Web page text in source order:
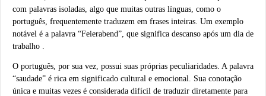
com palavras isoladas, algo que muitas outras línguas, como o
português, frequentemente traduzem em frases inteiras. Um exemplo
notável é a palavra “Feierabend”, que significa descanso após um dia de
trabalho .
O português, por sua vez, possui suas próprias peculiaridades. A palavra
“saudade” é rica em significado cultural e emocional. Sua conotação
única e muitas vezes é considerada difícil de traduzir diretamente para